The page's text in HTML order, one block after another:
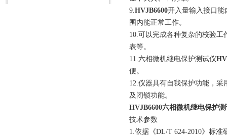
9.HVJB6600开入量输入接口能
围内能正常工作。
10.可以完成各种复杂的校验
表等。
11.六相微机继电保护测试仪
便。
12.仪器具有自我保护功能，
及闭锁功能。
HVJB6600六相微机继电保护
技术参数
1.依据《DL/T 624-2010》标准